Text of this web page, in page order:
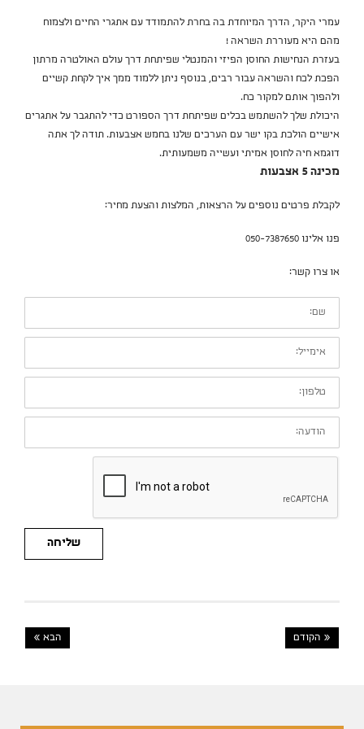
עמרי היקר, הדרך המיוחדת בה בחרת להתמודד עם אתגרי החיים ולצמוח
מהם היא מעוררת השראה !
בעזרת הנחישות החוסן הפיזי והמנטלי שפיתחת דרך עולם האולטרה מרתון
הפכת לכח והשראה עבור רבים, בנוסף ניתן ללמוד ממך איך לקחת קשיים
ולהפוך אותם למקור כח.
היכולת שלך להשתמש בכלים שפיתחת דרך הספורט כדי להתגבר על אתגרים
אישיים הולכת בקו ישר עם הערכים שלנו בחמש אצבעות. תודה לך אתה
דוגמא חיה לחוסן אמיתי ועשייה משמעותית.
מכינה 5 אצבעות
לקבלת פרטים נוספים על הרצאות, המלצות והצעת מחיר:
פנו אלינו 050-7387650
או צרו קשר:
שם:
אימייל:
טלפון:
הודעה:
שליחה
« הקודם הבא »